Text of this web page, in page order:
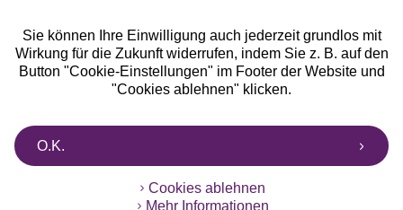
Auszeichnungen
Sie können Ihre Einwilligung auch jederzeit grundlos mit
Wirkung für die Zukunft widerrufen, indem Sie z. B. auf den
Button "Cookie-Einstellungen" im Footer der Website und
"Cookies ablehnen" klicken.
O.K.
Cookies ablehnen
Mehr Informationen